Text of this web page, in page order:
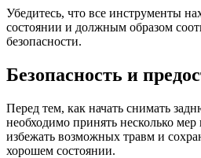
Убедитесь, что все инструменты
состоянии и должным образом
безопасности.
Безопасность и
Перед тем, как начать снимать
необходимо принять несколько
избежать возможных травм и
хорошем состоянии.